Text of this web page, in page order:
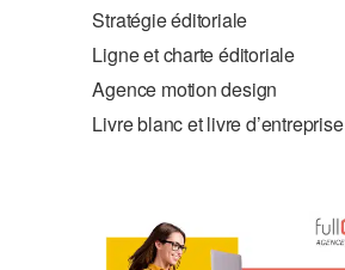
Stratégie éditoriale
Ligne et charte éditoriale
Agence motion design
Livre blanc et livre d’entreprise